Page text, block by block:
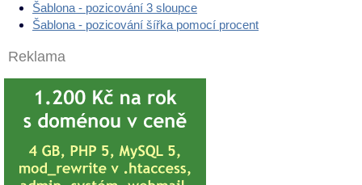
Šablona - pozicování 3 sloupce
Šablona - pozicování šířka pomocí procent
Reklama